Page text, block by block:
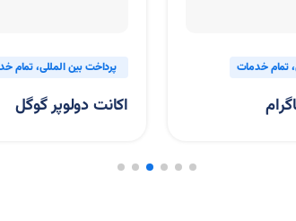
بین المللی
دولوپر گوگل
پرداخت
خرید